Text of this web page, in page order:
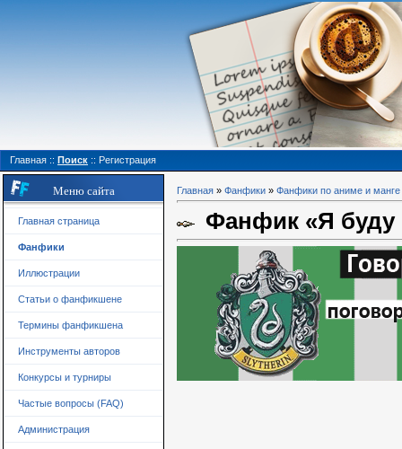
Главная :: Поиск :: Регистрация
Меню сайта
Главная страница
Фанфики
Иллюстрации
Статьи о фанфикшене
Термины фанфикшена
Инструменты авторов
Конкурсы и турниры
Частые вопросы (FAQ)
Администрация
Главная » Фанфики » Фанфики по аниме и манге
Фанфик «Я буду